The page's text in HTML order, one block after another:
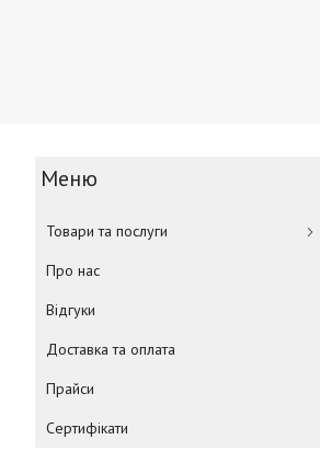
Товари та послуги
Про нас
Відгуки
Доставка та оплата
Прайси
Сертифікати